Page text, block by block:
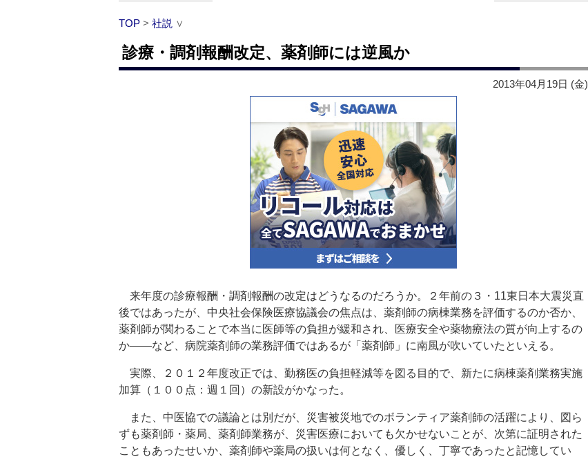
TOP > 社説 ∨
診療・調剤報酬改定、薬剤師には逆風か
2013年04月19日 (金)
来年度の診療報酬・調剤報酬の改定はどうなるのだろうか。２年前の３・11東日本大震災直
後ではあったが、中央社会保険医療協議会の焦点は、薬剤師の病棟業務を評価するのか否か、
薬剤師が関わることで本当に医師等の負担が緩和され、医療安全や薬物療法の質が向上するの
か――など、病院薬剤師の業務評価ではあるが「薬剤師」に南風が吹いていたといえる。
実際、２０１２年度改正では、勤務医の負担軽減等を図る目的で、新たに病棟薬剤業務実施
加算（１００点：週１回）の新設がかなった。
また、中医協での議論とは別だが、災害被災地でのボランティア薬剤師の活躍により、図ら
ずも薬剤師・薬局、薬剤師業務が、災害医療においても欠かせないことが、次第に証明された
こともあったせいか、薬剤師や薬局の扱いは何となく、優しく、丁寧であったと記憶してい